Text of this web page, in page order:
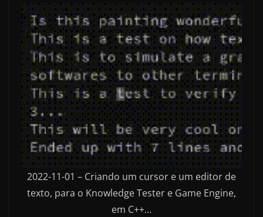
2022-11-01 – Criando um cursor e um editor de
texto, para o Knowledge Tester e Game Engine,
em C++…